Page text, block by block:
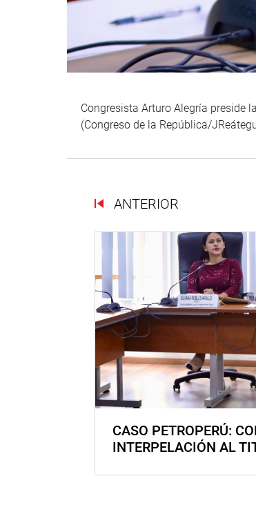
Congresista Arturo Alegría preside
(Congreso de la República/
ANTERIOR
CASO PETROPERÚ:
INTERPELACIÓN AL